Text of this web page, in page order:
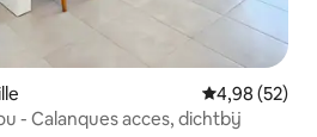
Gemiddelde
4,98 (52)
- Calanques acces, dichtbij